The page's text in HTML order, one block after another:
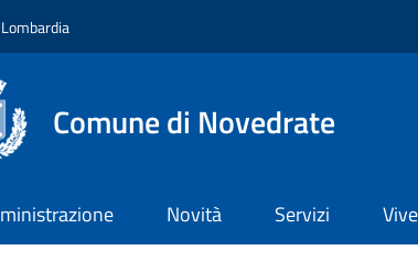
Comune di Novedrate
Novità Servizi